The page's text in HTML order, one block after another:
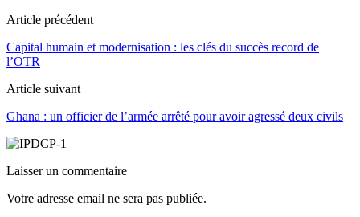
Article précédent
Capital humain et modernisation : les clés du succès record de
l’OTR
Article suivant
Ghana : un officier de l’armée arrêté pour avoir agressé deux civils
Laisser un commentaire
Votre adresse email ne sera pas publiée.